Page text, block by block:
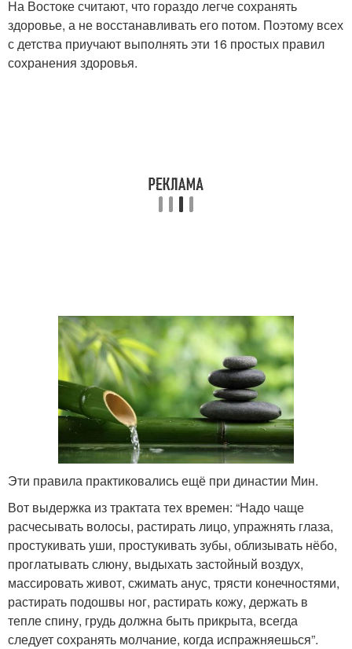
На Востоке считают, что гораздо легче сохранять
здоровье, а не восстанавливать его потом. Поэтому всех
с детства приучают выполнять эти 16 простых правил
сохранения здоровья.
Эти правила практиковались ещё при династии Мин.
Вот выдержка из трактата тех времен: “Надо чаще
расчесывать волосы, растирать лицо, упражнять глаза,
простукивать уши, простукивать зубы, облизывать нёбо,
проглатывать слюну, выдыхать застойный воздух,
массировать живот, сжимать анус, трясти конечностями,
растирать подошвы ног, растирать кожу, держать в
тепле спину, грудь должна быть прикрыта, всегда
следует сохранять молчание, когда испражняешься”.